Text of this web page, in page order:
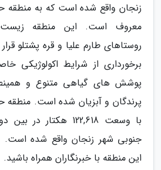
زنجان واقع شده است که به
معروف است. این منطقه
روستاهای طارم علیا و قره پشتلو
برخورداری از شرایط اکولوژیکی
پوشش های گیاهی متنوع و
پرندگان و آبزیان شده است.
با وسعت 122,618
جنوبی شهر زنجان واقع شده است.
این منطقه با خبرنگاران همراه باشید.